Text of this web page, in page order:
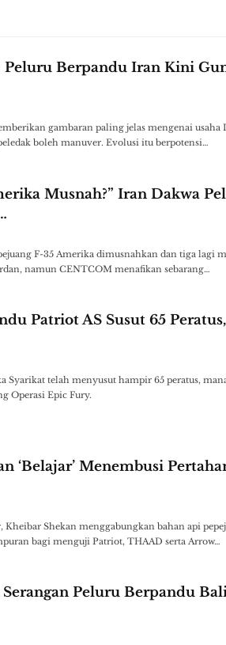
Peluru Berpandu Iran Kini
gambaran paling jelas mengenai
boleh manuver. Evolusi itu berpotensi…
Musnah?” Iran Dakwa
F-35 Amerika dimusnahkan dan tiga lagi
namun CENTCOM menafikan sebarang…
Patriot AS Susut 65
Syarikat telah menyusut hampir 65 peratus,
Operasi Epic Fury.
‘Belajar’ Menembusi
Kheibar Shekan menggabungkan bahan api
bagi menguji Patriot, THAAD serta Arrow…
Peluru Berpandu